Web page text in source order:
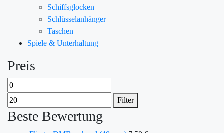
Schiffsglocken
Schlüsselanhänger
Taschen
Spiele & Unterhaltung
Preis
Filter
Beste Bewertung